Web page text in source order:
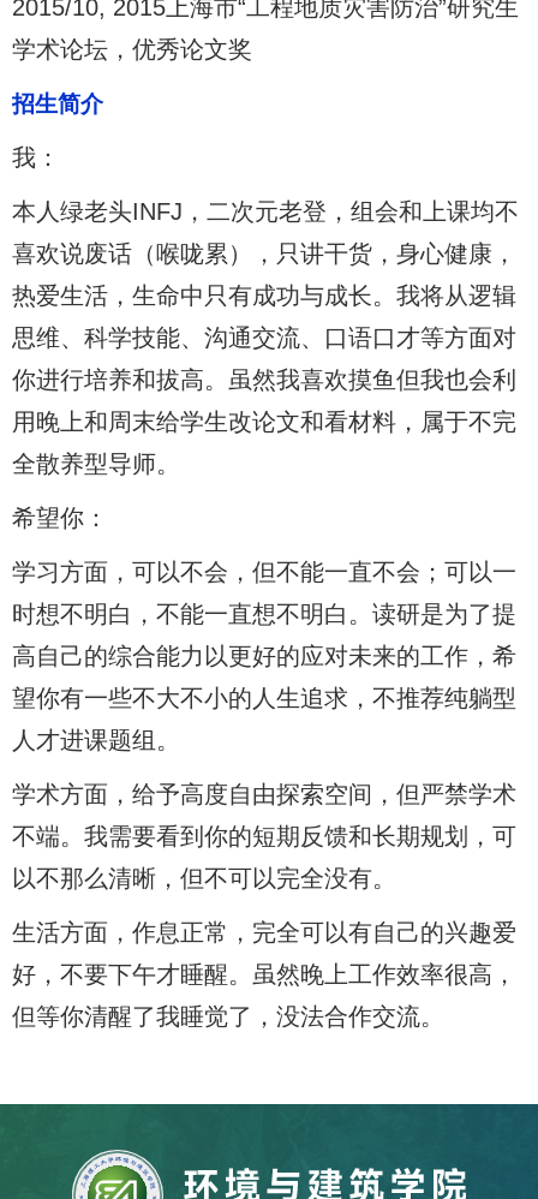
2015/10, 2015上海市“工程地质灾害防治”研究生
学术论坛，优秀论文奖
招生简介
我：
本人绿老头INFJ，二次元老登，组会和上课均不
喜欢说废话（喉咙累），只讲干货，身心健康，
热爱生活，生命中只有成功与成长。我将从逻辑
思维、科学技能、沟通交流、口语口才等方面对
你进行培养和拔高。虽然我喜欢摸鱼但我也会利
用晚上和周末给学生改论文和看材料，属于不完
全散养型导师。
希望你：
学习方面，可以不会，但不能一直不会；可以一
时想不明白，不能一直想不明白。读研是为了提
高自己的综合能力以更好的应对未来的工作，希
望你有一些不大不小的人生追求，不推荐纯躺型
人才进课题组。
学术方面，给予高度自由探索空间，但严禁学术
不端。我需要看到你的短期反馈和长期规划，可
以不那么清晰，但不可以完全没有。
生活方面，作息正常，完全可以有自己的兴趣爱
好，不要下午才睡醒。虽然晚上工作效率很高，
但等你清醒了我睡觉了，没法合作交流。